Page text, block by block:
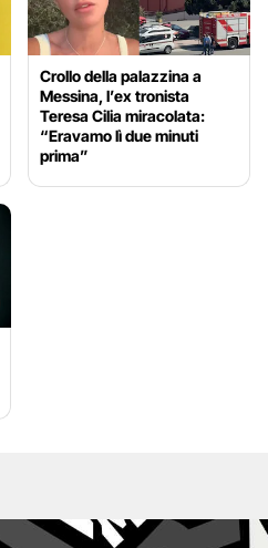
Crollo della palazzina a
Messina, l’ex tronista
Teresa Cilia miracolata:
“Eravamo lì due minuti
prima”